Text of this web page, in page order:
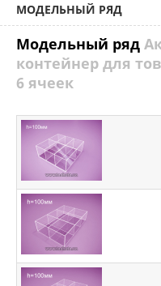
МОДЕЛЬНЫЙ РЯД
Модельный ряд
контейнер для
6 ячеек